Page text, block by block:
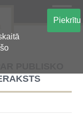
Piekrītu
PUBLISKO